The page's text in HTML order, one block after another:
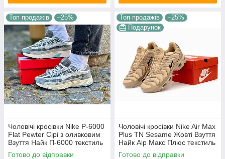
Топ продажів –25%
Чоловічі кросівки Nike P-6000
Flat Pewter Сірі з оливковим
Взуття Найк П-6000 текстиль
сітка повсякденні демісезон
Готово до відправки
Топ продажів
–25%
Подарунок
Чоловічі кросівки Nike Air Max
Plus TN Sesame Жовті Взуття
Найк Аір Макс Плюс текстиль
шкіра демісезон
Готово до відправки